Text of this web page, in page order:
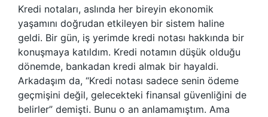
Kredi notaları, aslında her bireyin ekonomik
yaşamını doğrudan etkileyen bir sistem haline
geldi. Bir gün, iş yerimde kredi notası hakkında bir
konuşmaya katıldım. Kredi notamın düşük olduğu
dönemde, bankadan kredi almak bir hayaldi.
Arkadaşım da, “Kredi notası sadece senin ödeme
geçmişini değil, gelecekteki finansal güvenliğini de
belirler” demişti. Bunu o an anlamamıştım. Ama